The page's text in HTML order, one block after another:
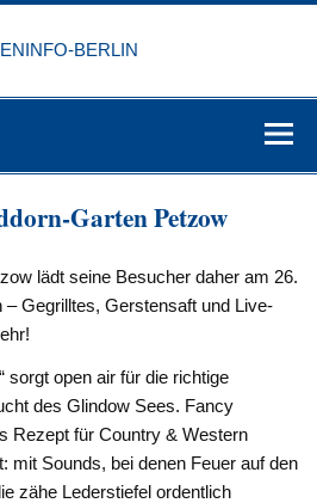
Garten Petzow
lädt seine Besucher daher am 26.
– Gegrilltes, Gerstensaft und Live-
sorgt open air für die richtige
des Glindow Sees. Fancy
Rezept für Country & Western
mit Sounds, bei denen Feuer auf den
zähe Lederstiefel ordentlich